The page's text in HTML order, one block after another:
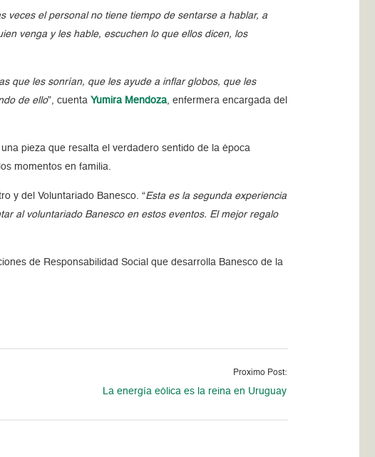
veces el personal no tiene tiempo de sentarse a hablar, a
venga y les hable, escuchen lo que ellos dicen, los
que les sonrían, que les ayude a inflar globos, que les
de ello”, cuentaYumira Mendoza , enfermera encargada del
una pieza que resalta el verdadero sentido de la época
momentos en familia.
y del Voluntariado Banesco. “Esta es la segunda experiencia
al voluntariado Banesco en estos eventos. El mejor regalo
de Responsabilidad Social que desarrolla Banesco de la
Proximo Post:
La energía eólica es la reina en Uruguay